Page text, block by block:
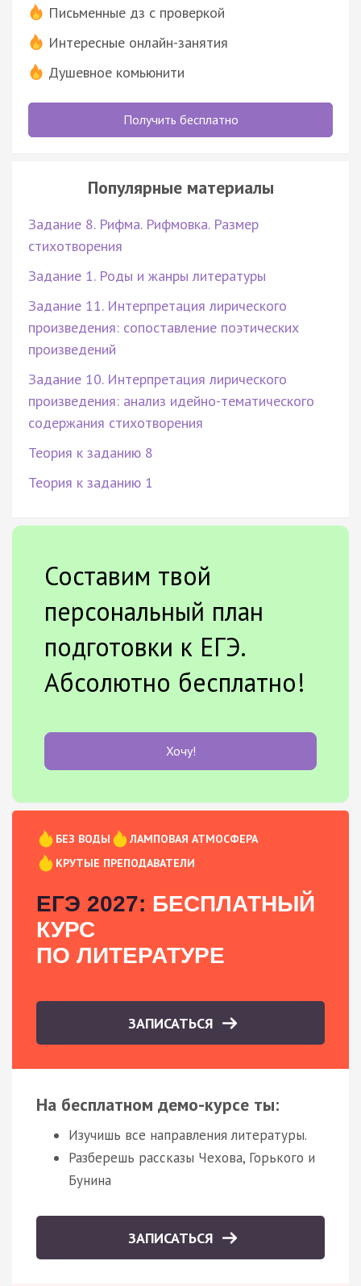
Письменные дз с проверкой
Интересные онлайн-занятия
Душевное комьюнити
Получить бесплатно
Популярные материалы
Задание 8. Рифма. Рифмовка. Размер
стихотворения
Задание 1. Роды и жанры литературы
Задание 11. Интерпретация лирического
произведения: сопоставление поэтических
произведений
Задание 10. Интерпретация лирического
произведения: анализ идейно-тематического
содержания стихотворения
Теория к заданию 8
Теория к заданию 1
Составим твой
персональный план
подготовки к ЕГЭ.
Абсолютно бесплатно!
Хочу!
БЕЗ ВОДЫ
ЛАМПОВАЯ АТМОСФЕРА
КРУТЫЕ ПРЕПОДАВАТЕЛИ
ЕГЭ 2027: БЕСПЛАТНЫЙ
КУРС
ПО ЛИТЕРАТУРЕ
ЗАПИСАТЬСЯ
На бесплатном демо-курсе ты:
Изучишь все направления литературы.
Разберешь рассказы Чехова, Горького и
Бунина
ЗАПИСАТЬСЯ